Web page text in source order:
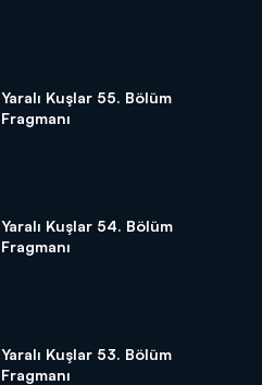
Yaralı Kuşlar 55. Bölüm
Fragmanı
Yaralı Kuşlar 54. Bölüm
Fragmanı
Yaralı Kuşlar 53. Bölüm
Fragmanı